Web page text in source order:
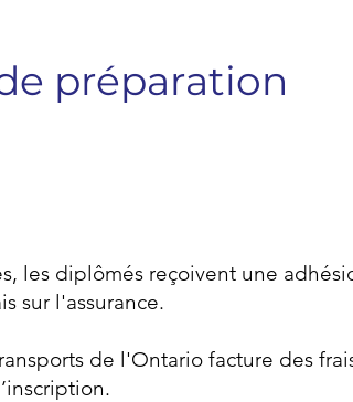
préparation
les diplômés reçoivent une
sur l'assurance.
de l'Ontario facture des